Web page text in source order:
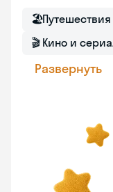
🏖Путешествия
🎬 Кино и
Развернуть